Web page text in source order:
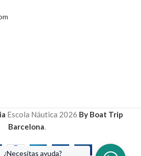
Escola Náutica 2026 By Boat Trip
Barcelona.
¿Necesitas ayuda?